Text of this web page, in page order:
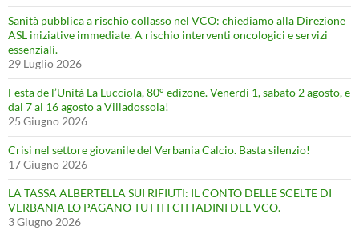
Sanità pubblica a rischio collasso nel VCO: chiediamo alla Direzione
ASL iniziative immediate. A rischio interventi oncologici e servizi
essenziali.
29 Luglio 2026
Festa de l’Unità La Lucciola, 80° edizone. Venerdì 1, sabato 2 agosto, e
dal 7 al 16 agosto a Villadossola!
25 Giugno 2026
Crisi nel settore giovanile del Verbania Calcio. Basta silenzio!
17 Giugno 2026
LA TASSA ALBERTELLA SUI RIFIUTI: IL CONTO DELLE SCELTE DI
VERBANIA LO PAGANO TUTTI I CITTADINI DEL VCO.
3 Giugno 2026